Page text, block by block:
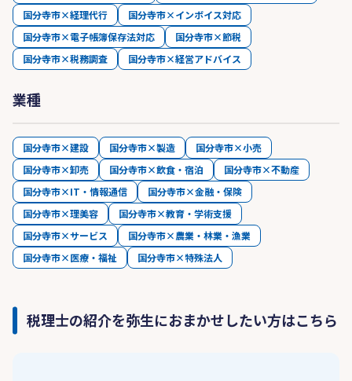
国分寺市×経理代行
国分寺市×インボイス対応
国分寺市×電子帳簿保存法対応
国分寺市×節税
国分寺市×税務調査
国分寺市×経営アドバイス
業種
国分寺市×建設 国分寺市×製造
国分寺市×小売
国分寺市×卸売
国分寺市×飲食・宿泊
国分寺市×不動産
国分寺市×IT・情報通信
国分寺市×金融・保険
国分寺市×理美容
国分寺市×教育・学術支援
国分寺市×サービス
国分寺市×農業・林業・漁業
国分寺市×医療・福祉
国分寺市×特殊法人
税理士の紹介を弥生におまかせしたい方はこちら